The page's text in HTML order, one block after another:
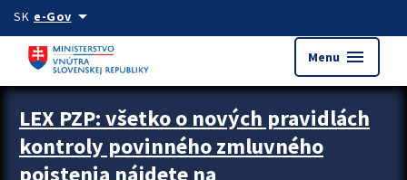
Preskocit na hlavný obsah
SK e-Govarrow_drop_down
Menu menu
Zastavit automatický posun upútavok
LEX PZP: všetko o nových pravidlách
kontroly povinného zmluvného
poistenia nájdete na